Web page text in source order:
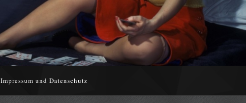
Impressum und Datenschutz